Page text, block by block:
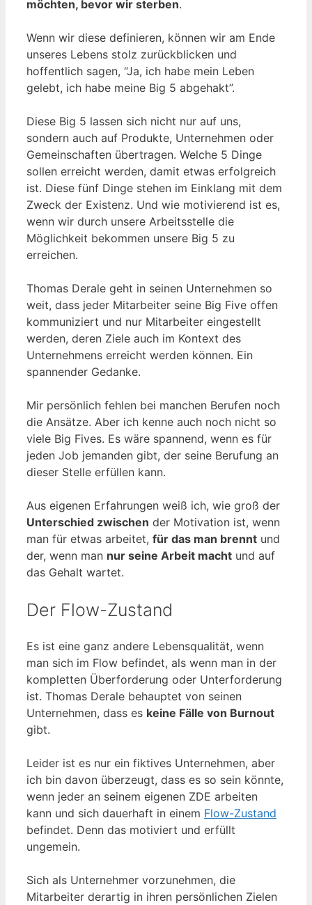
möchten, bevor wir sterben.
Wenn wir diese definieren, können wir am Ende
unseres Lebens stolz zurückblicken und
hoffentlich sagen, “Ja, ich habe mein Leben
gelebt, ich habe meine Big 5 abgehakt”.
Diese Big 5 lassen sich nicht nur auf uns,
sondern auch auf Produkte, Unternehmen oder
Gemeinschaften übertragen. Welche 5 Dinge
sollen erreicht werden, damit etwas erfolgreich
ist. Diese fünf Dinge stehen im Einklang mit dem
Zweck der Existenz. Und wie motivierend ist es,
wenn wir durch unsere Arbeitsstelle die
Möglichkeit bekommen unsere Big 5 zu
erreichen.
Thomas Derale geht in seinen Unternehmen so
weit, dass jeder Mitarbeiter seine Big Five offen
kommuniziert und nur Mitarbeiter eingestellt
werden, deren Ziele auch im Kontext des
Unternehmens erreicht werden können. Ein
spannender Gedanke.
Mir persönlich fehlen bei manchen Berufen noch
die Ansätze. Aber ich kenne auch noch nicht so
viele Big Fives. Es wäre spannend, wenn es für
jeden Job jemanden gibt, der seine Berufung an
dieser Stelle erfüllen kann.
Aus eigenen Erfahrungen weiß ich, wie groß der
Unterschied zwischen der Motivation ist, wenn
man für etwas arbeitet, für das man brennt und
der, wenn man nur seine Arbeit macht und auf
das Gehalt wartet.
Der Flow-Zustand
Es ist eine ganz andere Lebensqualität, wenn
man sich im Flow befindet, als wenn man in der
kompletten Überforderung oder Unterforderung
ist. Thomas Derale behauptet von seinen
Unternehmen, dass es keine Fälle von Burnout
gibt.
Leider ist es nur ein fiktives Unternehmen, aber
ich bin davon überzeugt, dass es so sein könnte,
wenn jeder an seinem eigenen ZDE arbeiten
kann und sich dauerhaft in einem Flow-Zustand
befindet. Denn das motiviert und erfüllt
ungemein.
Sich als Unternehmer vorzunehmen, die
Mitarbeiter derartig in ihren persönlichen Zielen